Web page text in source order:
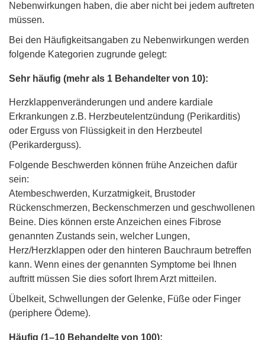
Nebenwirkungen haben, die aber nicht bei jedem auftreten
müssen.
Bei den Häufigkeitsangaben zu Nebenwirkungen werden
folgende Kategorien zugrunde gelegt:
Sehr häufig (mehr als 1 Behandelter von 10):
Herzklappenveränderungen und andere kardiale
Erkrankungen z.B. Herzbeutelentzündung (Perikarditis)
oder Erguss von Flüssigkeit in den Herzbeutel
(Perikarderguss).
Folgende Beschwerden können frühe Anzeichen dafür
sein:
Atembeschwerden, Kurzatmigkeit, Brustoder
Rückenschmerzen, Beckenschmerzen und geschwollenen
Beine. Dies können erste Anzeichen eines Fibrose
genannten Zustands sein, welcher Lungen,
Herz/Herzklappen oder den hinteren Bauchraum betreffen
kann. Wenn eines der genannten Symptome bei Ihnen
auftritt müssen Sie dies sofort Ihrem Arzt mitteilen.
Übelkeit, Schwellungen der Gelenke, Füße oder Finger
(periphere Ödeme).
Häufig (1–10 Behandelte von 100):